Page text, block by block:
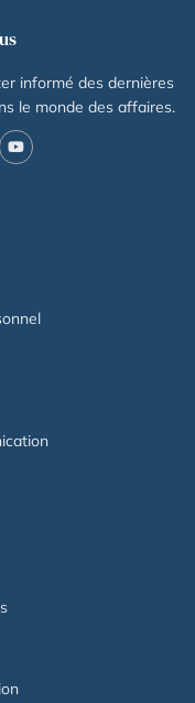
informé des dernières
le monde des affaires.